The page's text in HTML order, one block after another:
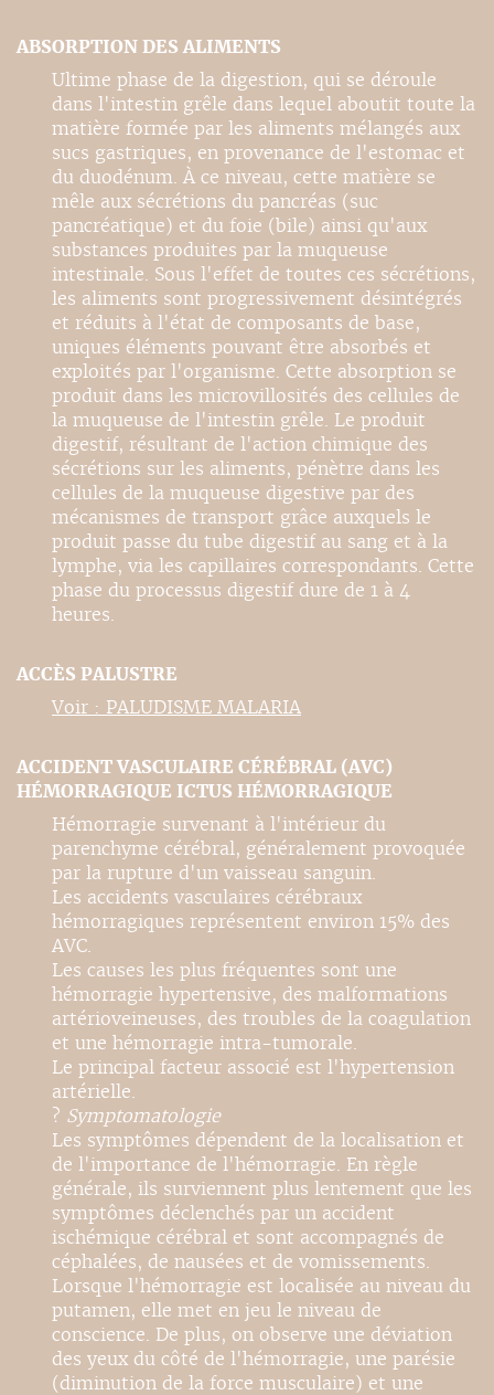
ABSORPTION DES ALIMENTS
Ultime phase de la digestion, qui se déroule
dans l'intestin grêle dans lequel aboutit toute la
matière formée par les aliments mélangés aux
sucs gastriques, en provenance de l'estomac et
du duodénum. À ce niveau, cette matière se
mêle aux sécrétions du pancréas (suc
pancréatique) et du foie (bile) ainsi qu'aux
substances produites par la muqueuse
intestinale. Sous l'effet de toutes ces sécrétions,
les aliments sont progressivement désintégrés
et réduits à l'état de composants de base,
uniques éléments pouvant être absorbés et
exploités par l'organisme. Cette absorption se
produit dans les microvillosités des cellules de
la muqueuse de l'intestin grêle. Le produit
digestif, résultant de l'action chimique des
sécrétions sur les aliments, pénètre dans les
cellules de la muqueuse digestive par des
mécanismes de transport grâce auxquels le
produit passe du tube digestif au sang et à la
lymphe, via les capillaires correspondants. Cette
phase du processus digestif dure de 1 à 4
heures.
ACCÈS PALUSTRE
Voir : PALUDISME MALARIA
ACCIDENT VASCULAIRE CÉRÉBRAL (AVC)
HÉMORRAGIQUE ICTUS HÉMORRAGIQUE
Hémorragie survenant à l'intérieur du
parenchyme cérébral, généralement provoquée
par la rupture d'un vaisseau sanguin.
Les accidents vasculaires cérébraux
hémorragiques représentent environ 15% des
AVC.
Les causes les plus fréquentes sont une
hémorragie hypertensive, des malformations
artérioveineuses, des troubles de la coagulation
et une hémorragie intra-tumorale.
Le principal facteur associé est l'hypertension
artérielle.
? Symptomatologie
Les symptômes dépendent de la localisation et
de l'importance de l'hémorragie. En règle
générale, ils surviennent plus lentement que les
symptômes déclenchés par un accident
ischémique cérébral et sont accompagnés de
céphalées, de nausées et de vomissements.
Lorsque l'hémorragie est localisée au niveau du
putamen, elle met en jeu le niveau de
conscience. De plus, on observe une déviation
des yeux du côté de l'hémorragie, une parésie
(diminution de la force musculaire) et une